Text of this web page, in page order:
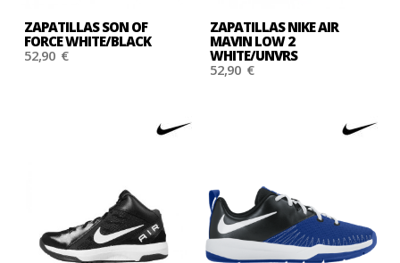
ZAPATILLAS SON OF
FORCE WHITE/BLACK
52,90 €
ZAPATILLAS NIKE AIR
MAVIN LOW 2
WHITE/UNVRS
52,90 €